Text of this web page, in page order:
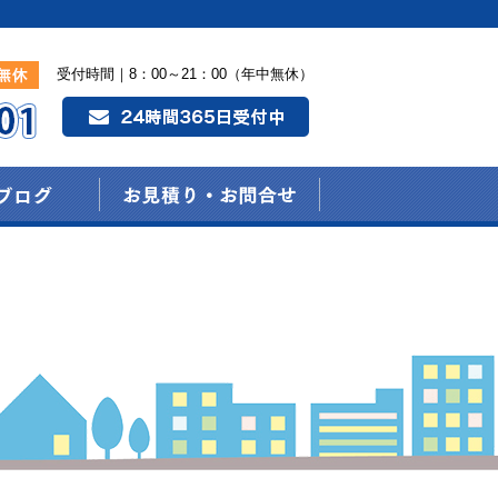
受付時間｜8：00～21：00（年中無休）